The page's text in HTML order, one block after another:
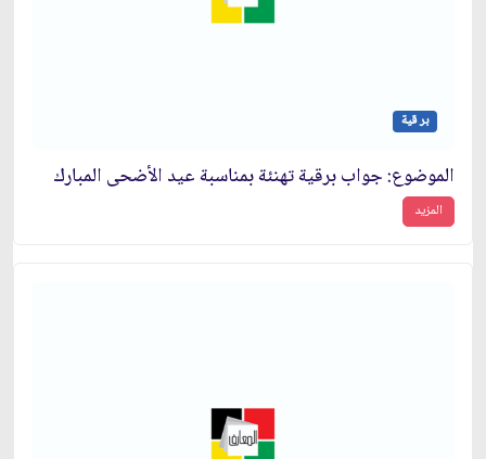
بر قية
الموضوع: جواب برقية تهنئة بمناسبة عيد الأضحى المبارك‏
المزيد